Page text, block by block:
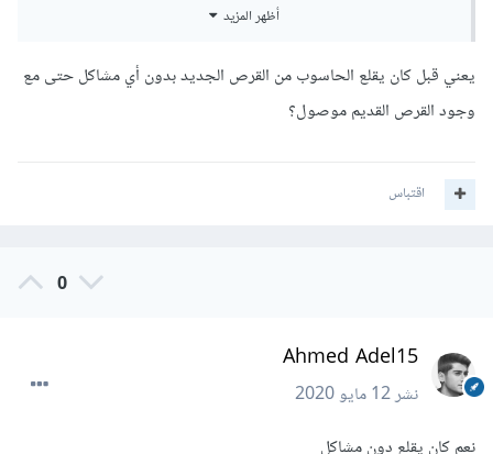
أظهر المزيد
يعني قبل كان يقلع الحاسوب من القرص الجديد بدون أي مشاكل حتى مع
وجود القرص القديم موصول؟
اقتباس
0
Ahmed Adel15
نشر12 مايو 2020